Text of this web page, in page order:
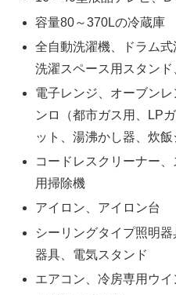
容量80～370Lの冷蔵庫
全自動洗濯機、ドラム式
洗濯スペース用スタンド
電子レンジ、オーブン
ンロ（都市ガス用、LP
ット、湯沸かし器、炊
コードレスクリーナー
用掃除機
アイロン、アイロン台
シーリングタイプ照明
器具、電気スタンド
エアコン、冷房専用ウ